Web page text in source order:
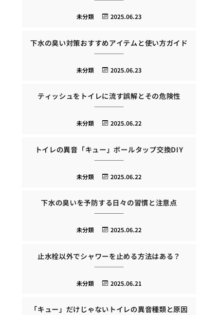
2025.06.23
未分類
下水の臭い対策おすすめアイテムと使い方ガイド
2025.06.23
未分類
ティッシュをトイレに流す誤解とその危険性
2025.06.22
未分類
トイレの異音「キュー」ボールタップ交換DIY
2025.06.22
未分類
下水の臭いを予防する日々の習慣と注意点
2025.06.22
未分類
止水栓以外でシャワーを止める方法はある？
2025.06.21
未分類
「キュー」だけじゃないトイレの異音種類と原因